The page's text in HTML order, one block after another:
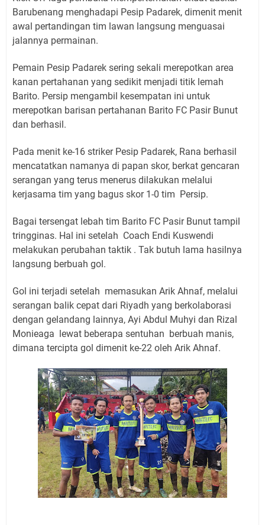
Barubenang menghadapi Pesip Padarek, dimenit menit
awal pertandingan tim lawan langsung menguasai
jalannya permainan.
Pemain Pesip Padarek sering sekali merepotkan area
kanan pertahanan yang sedikit menjadi titik lemah
Barito. Persip mengambil kesempatan ini untuk
merepotkan barisan pertahanan Barito FC Pasir Bunut
dan berhasil.
Pada menit ke-16 striker Pesip Padarek, Rana berhasil
mencatatkan namanya di papan skor, berkat gencaran
serangan yang terus menerus dilakukan melalui
kerjasama tim yang bagus skor 1-0 tim Persip.
Bagai tersengat lebah tim Barito FC Pasir Bunut tampil
tringginas. Hal ini setelah Coach Endi Kuswendi
melakukan perubahan taktik . Tak butuh lama hasilnya
langsung berbuah gol.
Gol ini terjadi setelah memasukan Arik Ahnaf, melalui
serangan balik cepat dari Riyadh yang berkolaborasi
dengan gelandang lainnya, Ayi Abdul Muhyi dan Rizal
Monieaga lewat beberapa sentuhan berbuah manis,
dimana tercipta gol dimenit ke-22 oleh Arik Ahnaf.